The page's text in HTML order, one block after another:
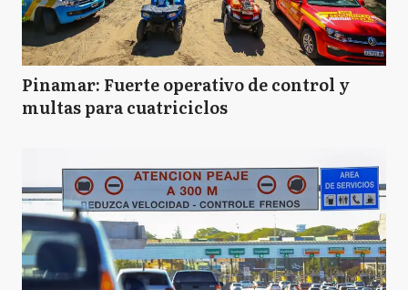
Pinamar: Fuerte operativo de control y
multas para cuatriciclos